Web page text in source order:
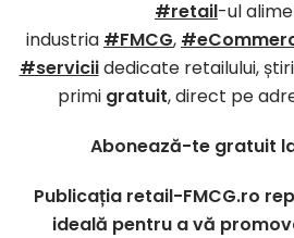
#retail-ul
industria #FMCG,
#serviciidedicate retailului,
primi gratuit, direct pe
Abonează-te gratuit
Publicația retail-FMCG.ro
ideală pentru a vă